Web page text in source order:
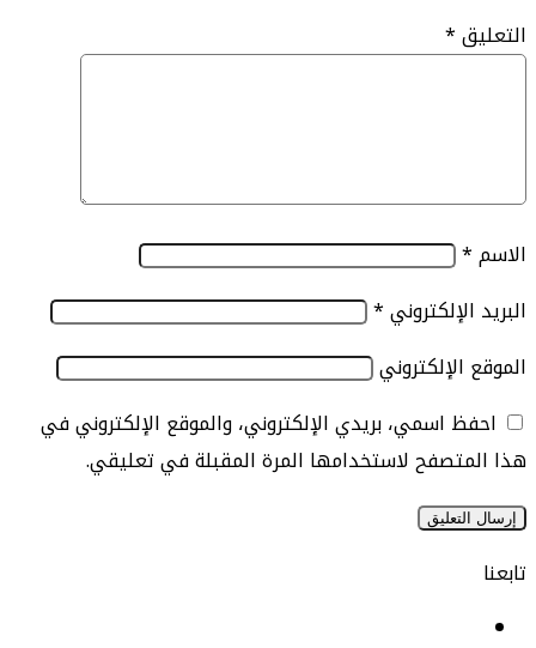
*
*
اسمي، بريدي الإلكتروني، والموقع الإلكتروني في
لاستخدامها المرة المقبلة في تعليقي.